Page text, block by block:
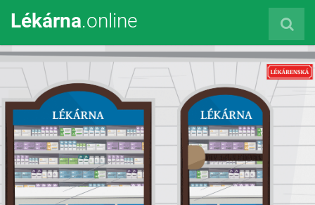
Lékárna.online